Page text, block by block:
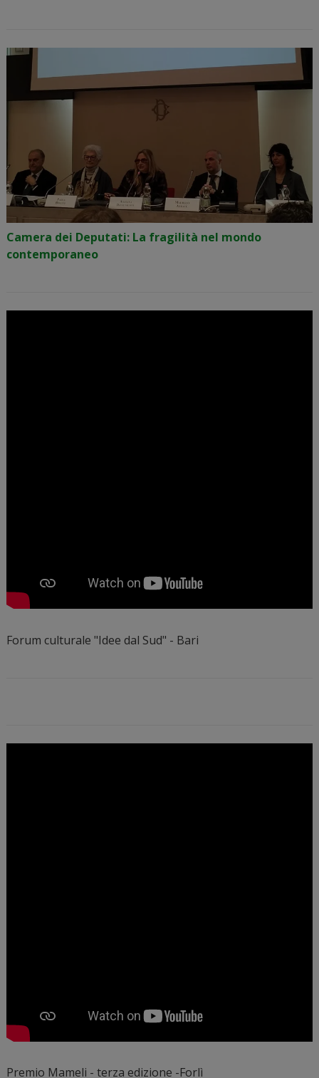
Camera dei Deputati: La fragilità nel mondo
contemporaneo
Forum culturale "Idee dal Sud" - Bari
Premio Mameli - terza edizione -Forlì